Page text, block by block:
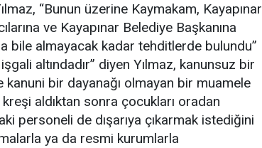
“Bunun üzerine Kaymakam, Kayapınar
ve Kayapınar Belediye Başkanına
bile almayacak kadar tehditlerde bulundu”
altındadır” diyen Yılmaz, kanunsuz bir
kanuni bir dayanağı olmayan bir muamele
aldıktan sonra çocukları oradan
personeli de dışarıya çıkarmak istediğini
ya da resmi kurumlarla